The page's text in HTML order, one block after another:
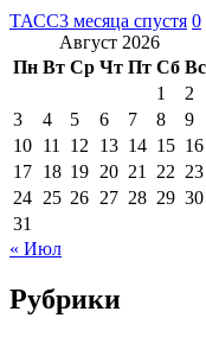
ТАСС3 месяца спустя 0
Август 2026
Пн Вт Ср Чт Пт Сб Вс
1
2
3
4 5 6 7 8
9
10 11 12 13 14 15 16
17 18 19 20 21 22 23
24 25 26 27 28 29 30
31
« Июл
Рубрики